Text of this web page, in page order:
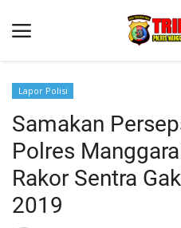
Beranda
Binkam
Terms & Conditions
Reskrim
Lapor Polisi
Samakan
Polres
Rakor Sentra
2019